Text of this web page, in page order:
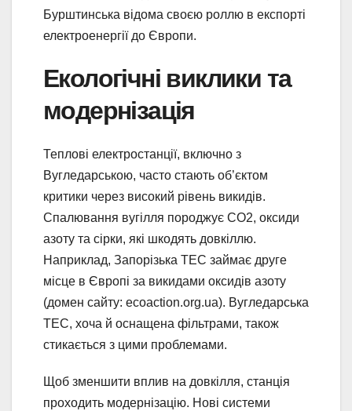
Бурштинська відома своєю роллю в експорті
електроенергії до Європи.
Екологічні виклики та
модернізація
Теплові електростанції, включно з
Вугледарською, часто стають об’єктом
критики через високий рівень викидів.
Спалювання вугілля породжує CO2, оксиди
азоту та сірки, які шкодять довкіллю.
Наприклад, Запорізька ТЕС займає друге
місце в Європі за викидами оксидів азоту
(домен сайту: ecoaction.org.ua). Вугледарська
ТЕС, хоча й оснащена фільтрами, також
стикається з цими проблемами.
Щоб зменшити вплив на довкілля, станція
проходить модернізацію. Нові системи